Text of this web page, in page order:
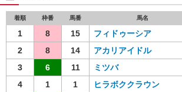
着順 枠番 馬番 馬名
1 8 15 フィドゥーシア
2
8 14 アカリアイドル
3
6 11 ミツバ
4
1 1 ヒラボククラウン